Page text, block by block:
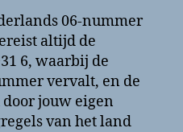
06-nummer
altijd de
6, waarbij de
vervalt, en de
jouw eigen
van het land